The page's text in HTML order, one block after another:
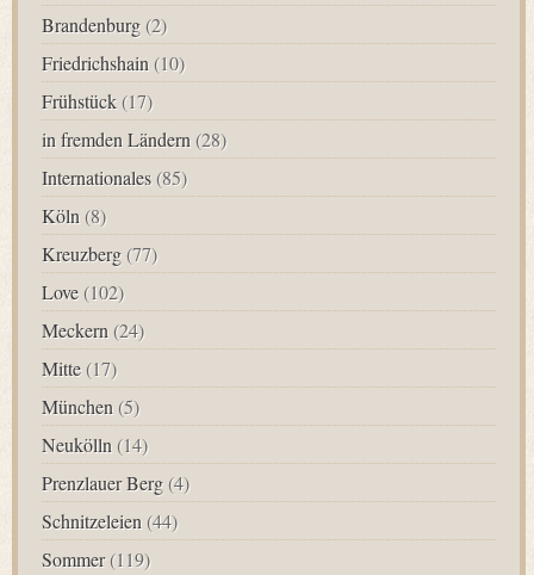
Brandenburg (2)
Friedrichshain (10)
Frühstück (17)
in fremden Ländern (28)
Internationales (85)
Köln (8)
Kreuzberg (77)
Love (102)
Meckern (24)
Mitte (17)
München (5)
Neukölln (14)
Prenzlauer Berg (4)
Schnitzeleien (44)
Sommer(119)